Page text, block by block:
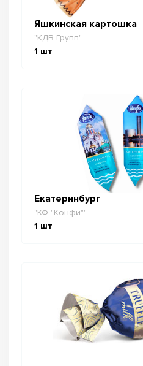
Яшкинская картошка
"КДВ Групп"
1 шт
Екатеринбург
"КФ "Конфи""
1 шт